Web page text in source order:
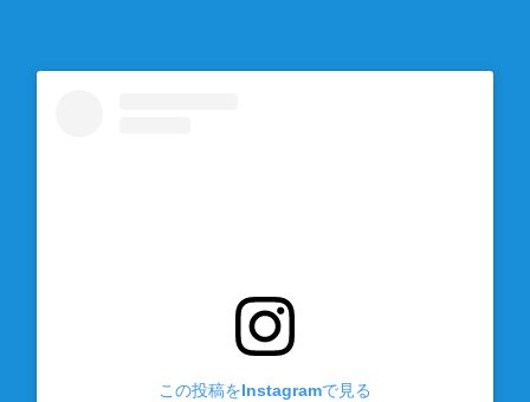
この投稿をInstagramで見る